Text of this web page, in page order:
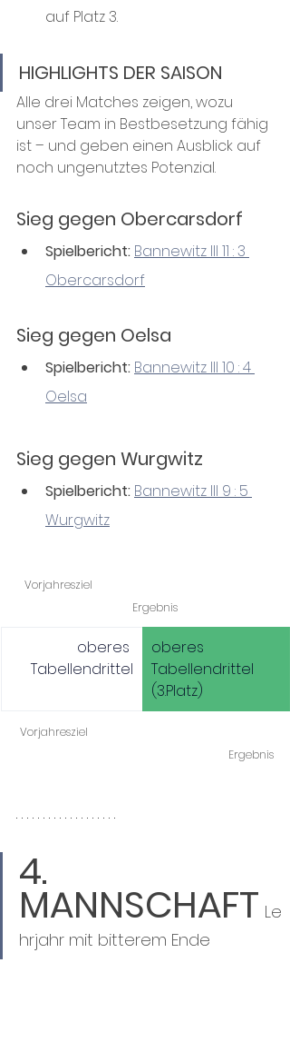
auf Platz 3.
HIGHLIGHTS DER SAISON
Alle drei Matches zeigen, wozu
unser Team in Bestbesetzung fähig
ist – und geben einen Ausblick auf
noch ungenutztes Potenzial.
Sieg gegen Oberc﻿arsdorf
Spielbericht: Bannewitz III 11 : 3
Obercarsdorf
Sieg gegen Oelsa
Spielbericht: Bannewitz III 10 : 4
Oelsa
Sieg gegen Wurgwitz
Spielbericht: Bannewitz III 9 : 5
Wurgwitz
Ergebnis
oberes
Tabellendrittel
oberes
Tabellendrittel
(3.Platz)
Ergebnis
4.
MANNSCHAFT Le
hrjahr mit bitterem Ende